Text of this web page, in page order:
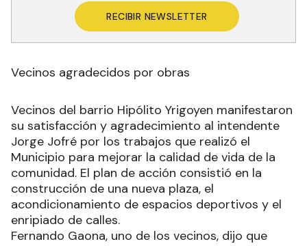
RECIBIR NEWSLETTER
Vecinos agradecidos por obras
Vecinos del barrio Hipólito Yrigoyen manifestaron
su satisfacción y agradecimiento al intendente
Jorge Jofré por los trabajos que realizó el
Municipio para mejorar la calidad de vida de la
comunidad. El plan de acción consistió en la
construcción de una nueva plaza, el
acondicionamiento de espacios deportivos y el
enripiado de calles.
Fernando Gaona, uno de los vecinos, dijo que